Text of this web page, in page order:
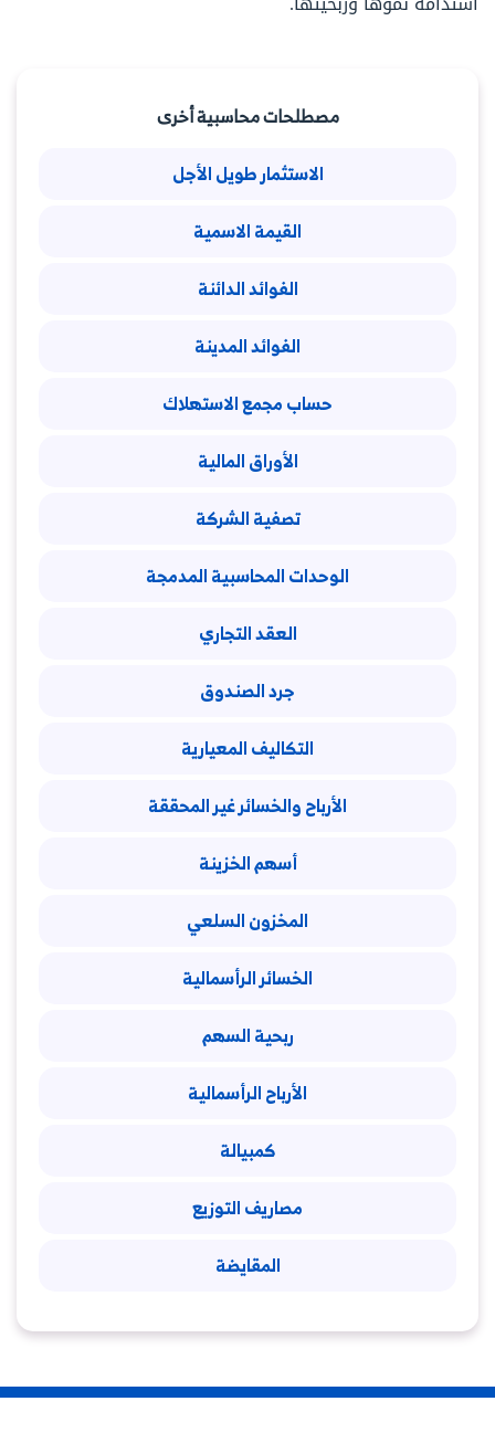
مصطلحات محاسبية أخرى
الاستثمار طويل الأجل
القيمة الاسمية
الفوائد الدائنة
الفوائد المدينة
حساب مجمع الاستهلاك
الأوراق المالية
تصفية الشركة
الوحدات المحاسبية المدمجة
العقد التجاري
جرد الصندوق
التكاليف المعيارية
الأرباح والخسائر غير المحققة
أسهم الخزينة
المخزون السلعي
الخسائر الرأسمالية
ربحية السهم
الأرباح الرأسمالية
كمبيالة
مصاريف التوزيع
المقايضة